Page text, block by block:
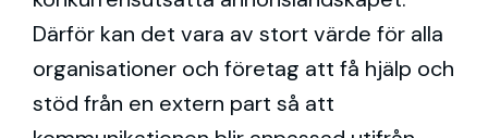
Därför kan det vara av stort värde för alla
organisationer och företag att få hjälp och
stöd från en extern part så att